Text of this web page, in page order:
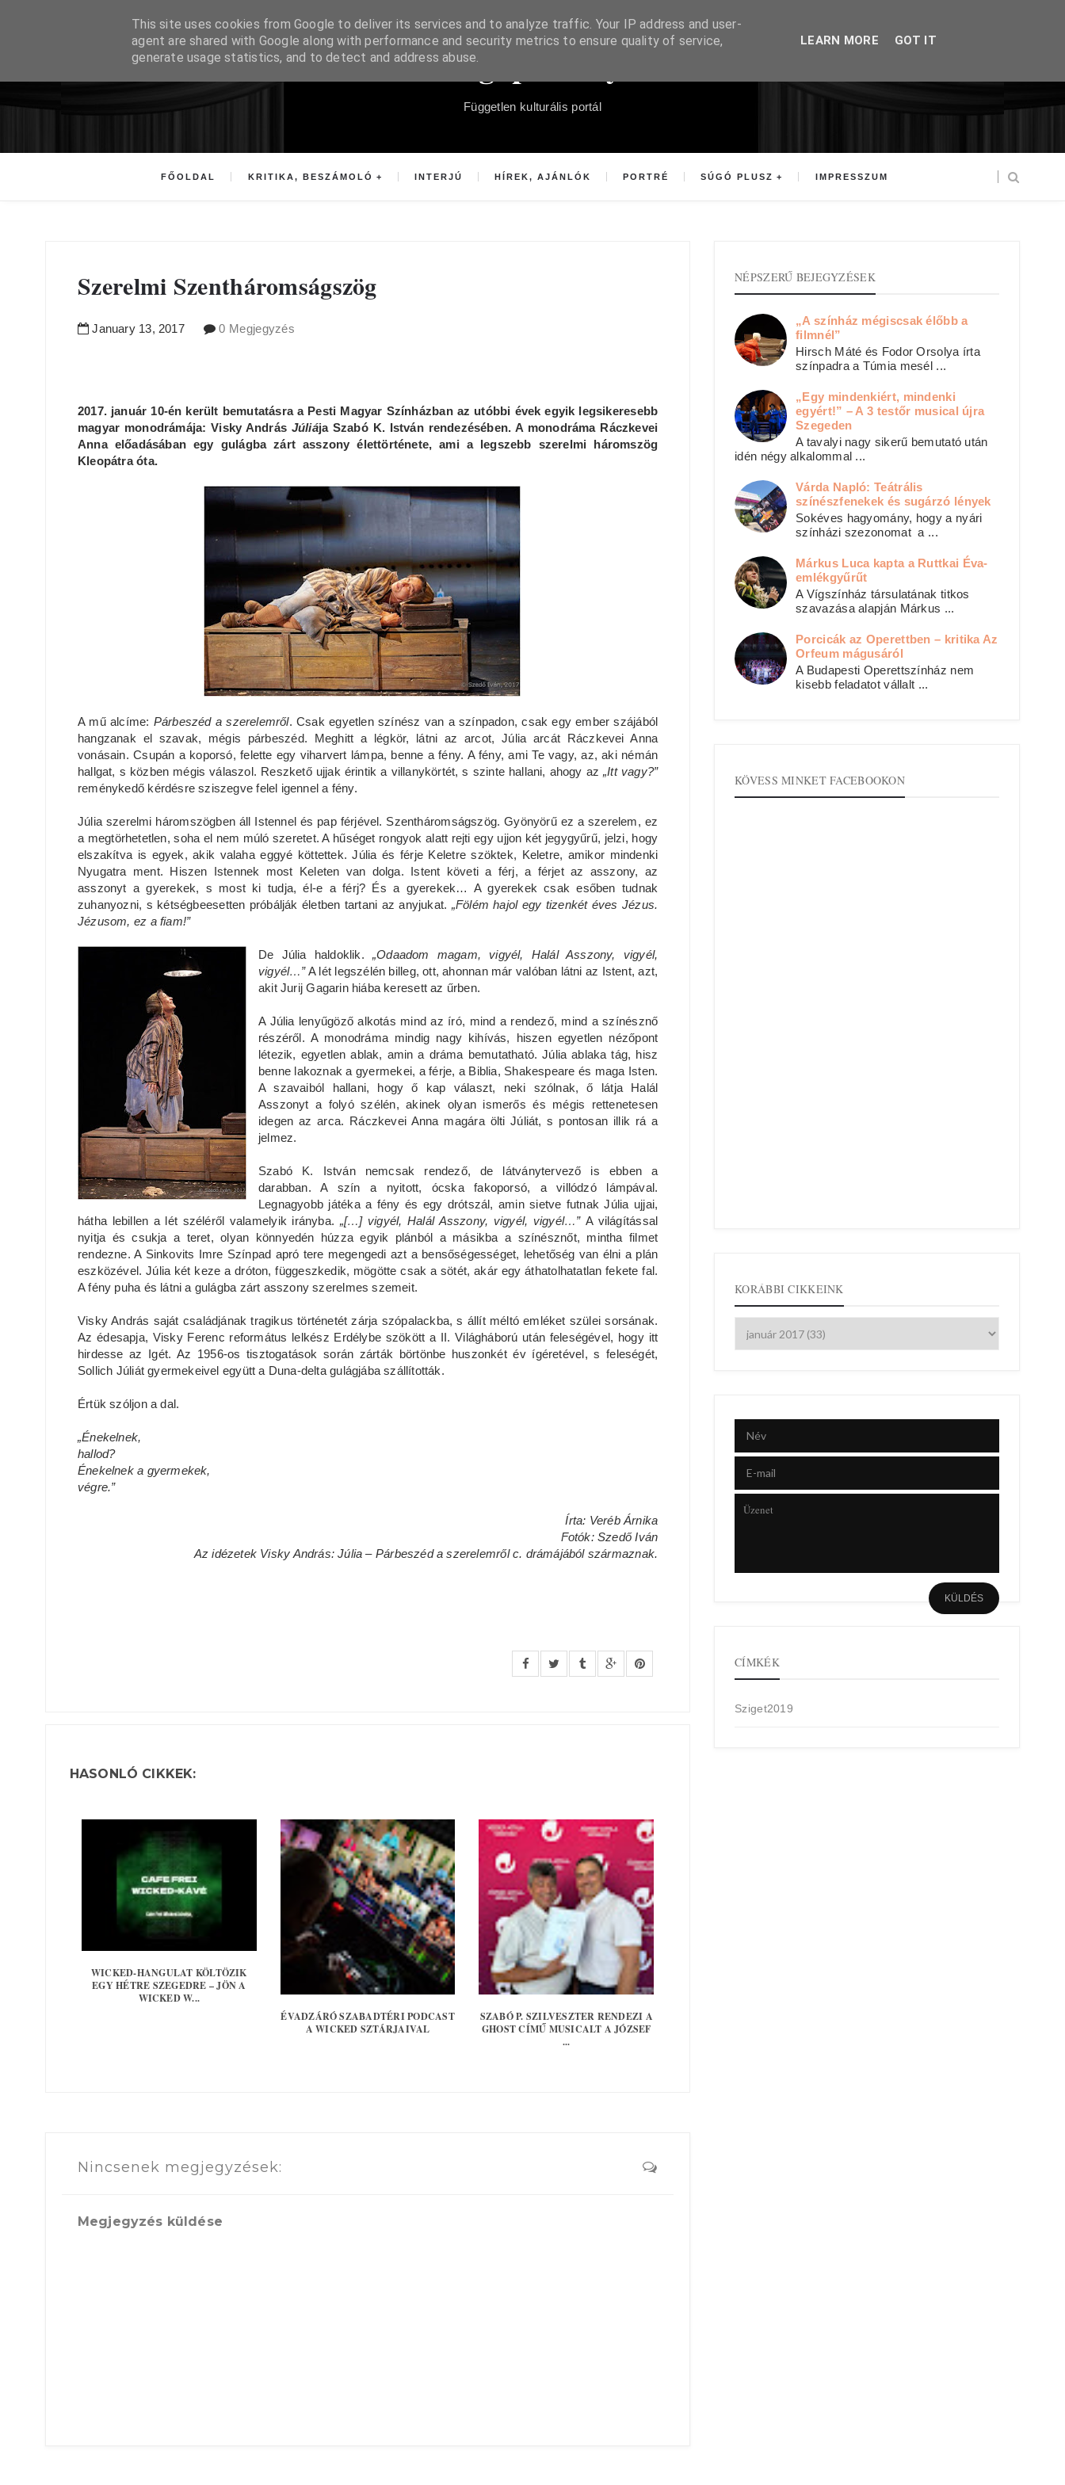
Súgópéldány
Független kulturális portál
FŐOLDAL KRITIKA, BESZÁMOLÓ INTERJÚ HÍREK, AJÁNLÓK PORTRÉ SÚGÓ PLUSZ IMPRESSZUM
Szerelmi Szentháromságszög
January 13, 2017 0 Megjegyzés
2017. január 10-én került bemutatásra a Pesti Magyar Színházban az utóbbi évek egyik legsikeresebb
magyar monodrámája: Visky András Júliája Szabó K. István rendezésében. A monodráma Ráczkevei
Anna előadásában egy gulágba zárt asszony élettörténete, ami a legszebb szerelmi háromszög
Kleopátra óta.
A mű alcíme: Párbeszéd a szerelemről. Csak egyetlen színész van a színpadon, csak egy ember szájából
hangzanak el szavak, mégis párbeszéd. Meghitt a légkör, látni az arcot, Júlia arcát Ráczkevei Anna
vonásain. Csupán a koporsó, felette egy viharvert lámpa, benne a fény. A fény, ami Te vagy, az, aki némán
hallgat, s közben mégis válaszol. Reszkető ujjak érintik a villanykörtét, s szinte hallani, ahogy az„Itt vagy?”
reménykedő kérdésre sziszegve felel igennel a fény.
Júlia szerelmi háromszögben áll Istennel és pap férjével. Szentháromságszög. Gyönyörű ez a szerelem, ez
a megtörhetetlen, soha el nem múló szeretet. A hűséget rongyok alatt rejti egy ujjon két jegygyűrű, jelzi, hogy
elszakítva is egyek, akik valaha eggyé köttettek. Júlia és férje Keletre szöktek, Keletre, amikor mindenki
Nyugatra ment. Hiszen Istennek most Keleten van dolga. Istent követi a férj, a férjet az asszony, az
asszonyt a gyerekek, s most ki tudja, él-e a férj? És a gyerekek… A gyerekek csak esőben tudnak
zuhanyozni, s kétségbeesetten próbálják életben tartani az anyjukat. „Fölém hajol egy tizenkét éves Jézus.
Jézusom, ez a fiam!”
De Júlia haldoklik. „Odaadom magam, vigyél, Halál Asszony, vigyél,
vigyél…”A lét legszélén billeg, ott, ahonnan már valóban látni az Istent, azt,
akit Jurij Gagarin hiába keresett az űrben.
A Júlia lenyűgöző alkotás mind az író, mind a rendező, mind a színésznő
részéről. A monodráma mindig nagy kihívás, hiszen egyetlen nézőpont
létezik, egyetlen ablak, amin a dráma bemutatható. Júlia ablaka tág, hisz
benne lakoznak a gyermekei, a férje, a Biblia, Shakespeare és maga Isten.
A szavaiból hallani, hogy ő kap választ, neki szólnak, ő látja Halál
Asszonyt a folyó szélén, akinek olyan ismerős és mégis rettenetesen
idegen az arca. Ráczkevei Anna magára ölti Júliát, s pontosan illik rá a
jelmez.
Szabó K. István nemcsak rendező, de látványtervező is ebben a
darabban. A szín a nyitott, ócska fakoporsó, a villódzó lámpával.
Legnagyobb játéka a fény és egy drótszál, amin sietve futnak Júlia ujjai,
hátha lebillen a lét széléről valamelyik irányba. „[…] vigyél, Halál Asszony, vigyél, vigyél…” A világítással
nyitja és csukja a teret, olyan könnyedén húzza egyik plánból a másikba a színésznőt, mintha filmet
rendezne. A Sinkovits Imre Színpad apró tere megengedi azt a bensőségességet, lehetőség van élni a plán
eszközével. Júlia két keze a dróton, függeszkedik, mögötte csak a sötét, akár egy áthatolhatatlan fekete fal.
A fény puha és látni a gulágba zárt asszony szerelmes szemeit.
Visky András saját családjának tragikus történetét zárja szópalackba, s állít méltó emléket szülei sorsának.
Az édesapja, Visky Ferenc református lelkész Erdélybe szökött a II. Világháború után feleségével, hogy itt
hirdesse az Igét. Az 1956-os tisztogatások során zárták börtönbe huszonkét év ígéretével, s feleségét,
Sollich Júliát gyermekeivel együtt a Duna-delta gulágjába szállították.
Értük szóljon a dal.
„Énekelnek,
hallod?
Énekelnek a gyermekek,
végre.”
Írta: Veréb Árnika
Fotók: Szedő Iván
Az idézetek Visky András: Júlia – Párbeszéd a szerelemről c. drámájából származnak.
HASONLÓ CIKKEK:
WICKED-HANGULAT KÖLTÖZIK
EGY HÉTRE SZEGEDRE – JÖN A
WICKED W...
ÉVADZÁRÓ SZABADTÉRI PODCAST
A WICKED SZTÁRJAIVAL
SZABÓ P. SZILVESZTER RENDEZI A
GHOST CÍMŰ MUSICALT A JÓZSEF
...
Nincsenek megjegyzések:
Megjegyzés küldése
NÉPSZERŰ BEJEGYZÉSEK
„A színház mégiscsak élőbb a
filmnél”
Hirsch Máté és Fodor Orsolya írta
színpadra a Túmia mesél ...
„Egy mindenkiért, mindenki
egyért!” – A 3 testőr musical újra
Szegeden
A tavalyi nagy sikerű bemutató után
idén négy alkalommal ...
Várda Napló: Teátrális
színészfenekek és sugárzó lények
Sokéves hagyomány, hogy a nyári
színházi szezonomat a ...
Márkus Luca kapta a Ruttkai Éva-
emlékgyűrűt
A Vígszínház társulatának titkos
szavazása alapján Márkus ...
Porcicák az Operettben – kritika Az
Orfeum mágusáról
A Budapesti Operettszínház nem
kisebb feladatot vállalt ...
KÖVESS MINKET FACEBOOKON
KORÁBBI CIKKEINK
CÍMKÉK
Sziget2019
This site uses cookies from Google to deliver its services and to analyze traffic. Your IP address and user-
agent are shared with Google along with performance and security metrics to ensure quality of service,
generate usage statistics, and to detect and address abuse.
LEARN MORE GOT IT